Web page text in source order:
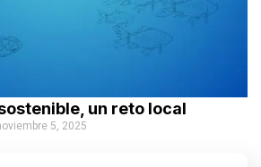
un reto local
5, 2025